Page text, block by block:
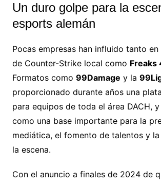
Un duro golpe para la
esports alemán
Pocas empresas han influido tanto en
de Counter-Strike local como Freaks
Formatos como 99Damage y la
proporcionado durante años una
para equipos de toda el área DACH,
como una base importante para la
mediática, el fomento de talentos y
la escena.
Con el anuncio a finales de 2024 de